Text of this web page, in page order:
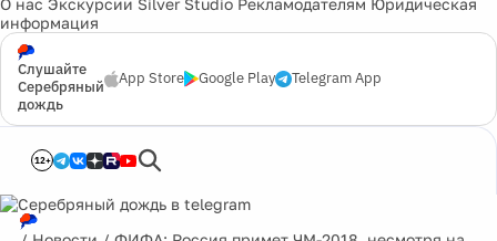
информация
Слушайте
Серебряный
дождь
App Store Google Play Telegram App
12+